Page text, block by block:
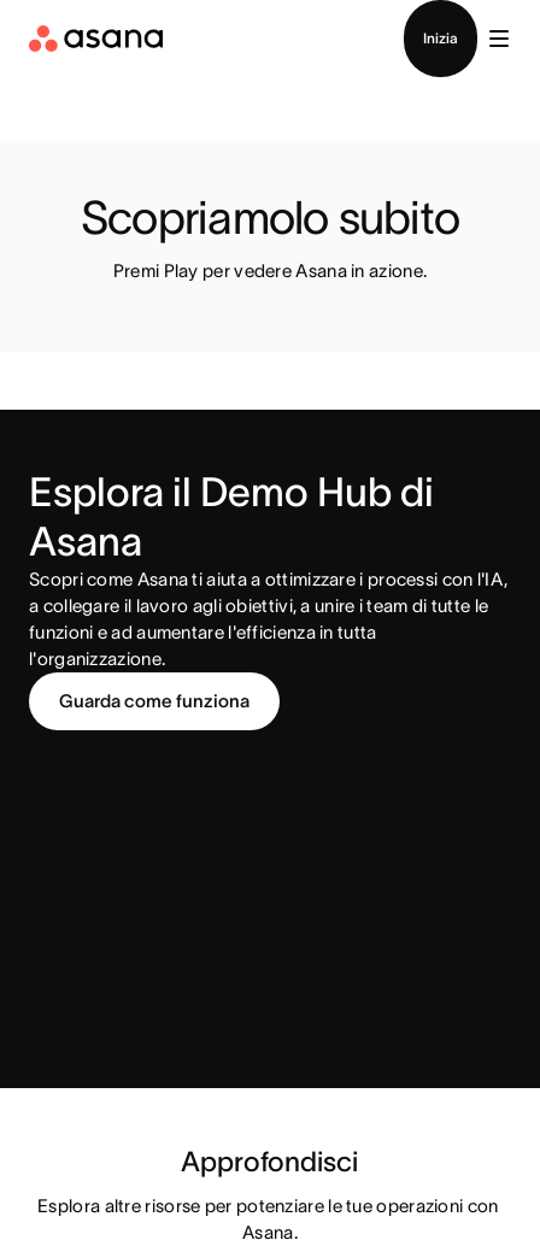
Inizia
Scopriamolo subito
Premi Play per vedere Asana in azione.
Esplora il Demo Hub di
Asana
Scopri come Asana ti aiuta a ottimizzare i processi con l'IA,
a collegare il lavoro agli obiettivi, a unire i team di tutte le
funzioni e ad aumentare l'efficienza in tutta
l'organizzazione.
Guarda come funziona
Approfondisci
Esplora altre risorse per potenziare le tue operazioni con
Asana.